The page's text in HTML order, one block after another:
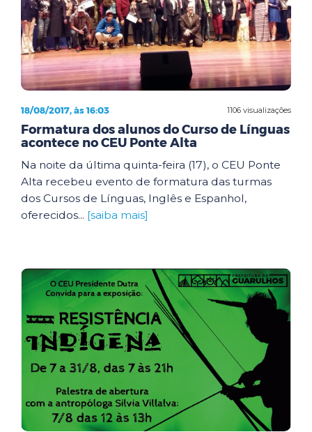
1106 visualizações
18/08/2017, às 16:03
Formatura dos alunos do Curso de Línguas
acontece no CEU Ponte Alta
Na noite da última quinta-feira (17), o CEU Ponte
Alta recebeu evento de formatura das turmas
dos Cursos de Línguas, Inglês e Espanhol,
oferecidos... [saiba mais]